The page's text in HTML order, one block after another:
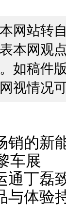
网站转
本网观
如稿件
视情况
销的新
车展
通丁磊
与体验